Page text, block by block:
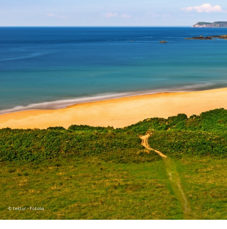
© tektur - Fotolia